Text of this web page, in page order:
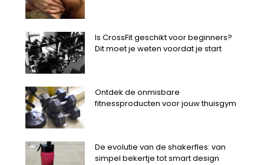
Is CrossFit geschikt voor beginners?
Dit moet je weten voordat je start
Ontdek de onmisbare
fitnessproducten voor jouw thuisgym
De evolutie van de shakerfles: van
simpel bekertje tot smart design